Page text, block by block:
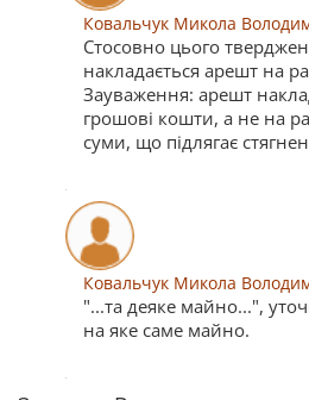
Ковальчук Микола
Стосовно цього
накладається арешт на
Зауваження: арешт
грошові кошти, а не на
суми, що підлягає
Ковальчук Микола
"...та деяке майно...",
на яке саме майно.